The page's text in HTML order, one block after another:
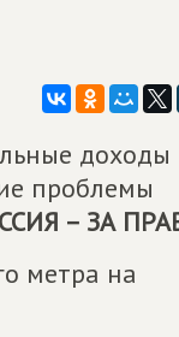
доходы
проблемы
– ЗА
метра на